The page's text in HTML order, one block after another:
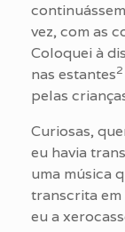
vez, com as
Coloquei à
nas estantes2
pelas
Curiosas,
eu havia
uma música
transcrita em
eu a